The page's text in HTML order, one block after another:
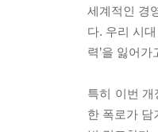
세계적인 경
다. 우리 시
력’을 잃어
특히 이번
한 폭로가 담